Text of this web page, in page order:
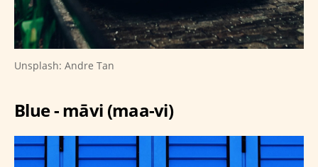
Unsplash: Andre Tan
Blue - māvi (maa-vi)